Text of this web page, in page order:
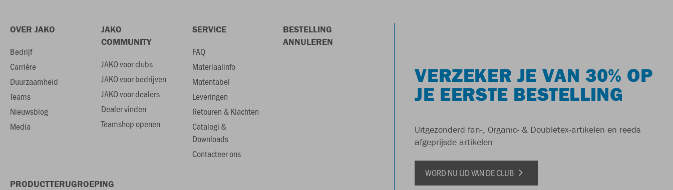
OVER JAKO
Bedrijf
Carrière
Duurzaamheid
Teams
Nieuwsblog
Media
JAKO
COMMUNITY
JAKO voor clubs
JAKO voor bedrijven
JAKO voor dealers
Dealer vinden
Teamshop openen
SERVICE
FAQ
Materiaalinfo
Matentabel
Leveringen
Retouren & Klachten
Catalogi &
Downloads
Contacteer ons
BESTELLING
ANNULEREN
PRODUCTTERUGROEPING
VERZEKER JE VAN 30% OP
JE EERSTE BESTELLING
Uitgezonderd fan-, Organic- & Doubletex-artikelen en reeds
afgeprijsde artikelen
WORD NU LID VAN DE CLUB